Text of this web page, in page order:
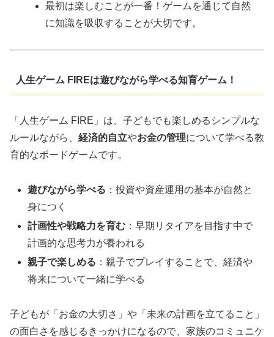
最初は楽しむことが一番！ゲームを通じて自然
に知識を吸収することが大切です。
人生ゲーム FIREは遊びながら学べる知育ゲーム！
「人生ゲーム FIRE」は、子どもでも楽しめるシンプルな
ルールながら、 経済的自立やお金の管理について学べる教
育的なボードゲームです。
遊びながら学べる ：投資や資産運用の基本が自然と
身につく
計画性や戦略力を育む ：早期リタイアを目指す中で
計画的な思考力が養われる
親子で楽しめる ：親子でプレイすることで、経済や
将来について一緒に学べる
子どもが「お金の大切さ」や「未来の計画を立てること」
の面白さを感じるきっかけになるので、家族のコミュニケ